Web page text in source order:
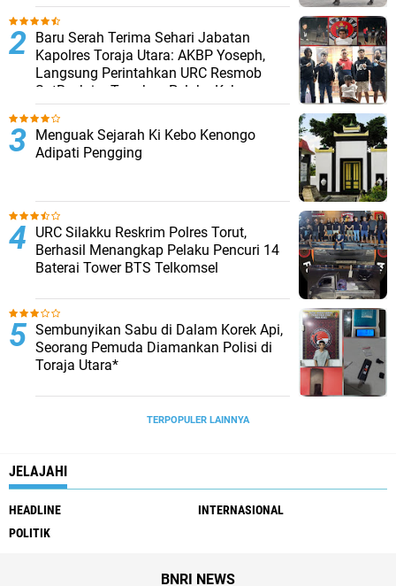
Baru Serah Terima Sehari Jabatan
Kapolres Toraja Utara: AKBP Yoseph,
Langsung Perintahkan URC Resmob
SatReskrim Tangkap Pelaku Kekerasan
Seksual Anak Di Bawah Umur
Menguak Sejarah Ki Kebo Kenongo
Adipati Pengging
URC Silakku Reskrim Polres Torut,
Berhasil Menangkap Pelaku Pencuri 14
Baterai Tower BTS Telkomsel
Sembunyikan Sabu di Dalam Korek Api,
Seorang Pemuda Diamankan Polisi di
Toraja Utara*
TERPOPULER LAINNYA
JELAJAHI
HEADLINE
INTERNASIONAL
POLITIK
BNRI NEWS